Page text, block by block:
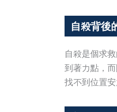
自殺背後
自殺是個求
到著力點，
找不到位置安